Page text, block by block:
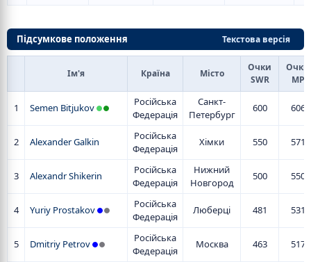
Текстова версія
Підсумкове положення
Ім'я Країна Місто
Очки
SWR
Очки
МР
1 Semen Bitjukov
Російська
Федерація
Санкт-
Петербург
600 606
2 Alexander Galkin
Російська
Федерація
Хімки 550 571
3 Alexandr Shikerin
Російська
Федерація
Нижний
Новгород
500 550
4 Yuriy Prostakov
Російська
Федерація
Люберці 481 531
5 Dmitriy Petrov
Російська
Федерація
Москва 463 517